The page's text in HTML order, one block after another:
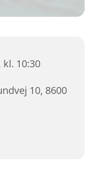
kl. 10:30
10, 8600